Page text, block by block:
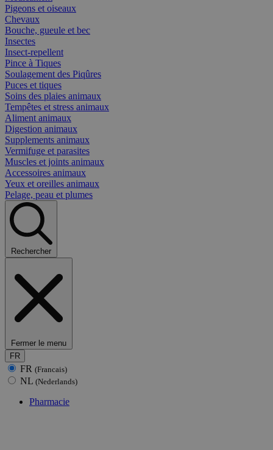
Pigeons et oiseaux
Chevaux
Bouche, gueule et bec
Insectes
Insect-repellent
Pince à Tiques
Soulagement des Piqûres
Puces et tiques
Soins des plaies animaux
Tempêtes et stress animaux
Aliment animaux
Digestion animaux
Supplements animaux
Vermifuge et parasites
Muscles et joints animaux
Accessoires animaux
Yeux et oreilles animaux
Pelage, peau et plumes
Rechercher
Fermer le menu
FR
FR (Francais)
NL (Nederlands)
Pharmacie